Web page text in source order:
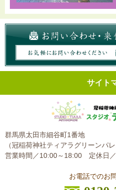
サイト
群馬県太田市細谷町1番地
（冠稲荷神社ティアラグリーンパレ
営業時間／10:00～18:00 定休日
お電話でのお